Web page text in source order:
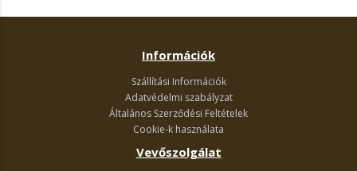
Információk
Szállítási Információk
Adatvédelmi szabályzat
Általános Szerződési Feltételek
Cookie-k használata
Vevőszolgálat